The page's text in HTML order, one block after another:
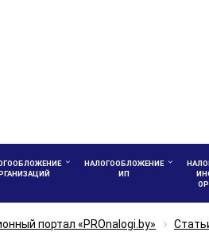
НАЛОГООБЛОЖЕНИЕ
ИП
портал «PROnalogi.by»